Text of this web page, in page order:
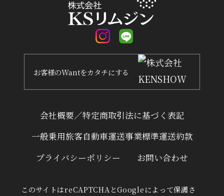
会社概要／特定商取引法に基づく表記
一般乗用旅客自動車運送事業標準運送約款
プライバシーポリシー
お問い合わせ
このサイトはreCAPTCHAとGoogleによって保護さ
お客様のWantをカタチにする